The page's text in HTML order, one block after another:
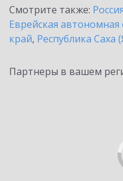
Смотрите также: Россия
Еврейская автономная
край, Республика Саха
Партнеры в вашем